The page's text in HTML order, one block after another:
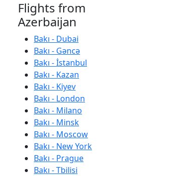
Flights from
Azerbaijan
Bakı - Dubai
Bakı - Gəncə
Bakı - İstanbul
Bakı - Kazan
Bakı - Kiyev
Bakı - London
Bakı - Milano
Bakı - Minsk
Bakı - Moscow
Bakı - New York
Bakı - Prague
Bakı - Tbilisi